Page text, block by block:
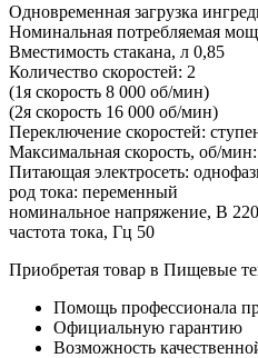
Одновременная загрузка
Номинальная потребляемая
Вместимость стакана, л 0,85
Количество скоростей: 2
(1я скорость 8 000 об/мин)
(2я скорость 16 000 об/мин)
Переключение скоростей:
Максимальная скорость, об/
Питающая электросеть:
род тока: переменный
номинальное напряжение, В 220
частота тока, Гц 50
Приобретая товар в Пищевые
Помощь профессионала
Официальную гарантию
Возможность